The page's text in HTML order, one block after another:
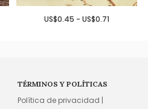
US$0.45 - US$0.71
TÉRMINOS Y POLÍTICAS
Política de privacidad |